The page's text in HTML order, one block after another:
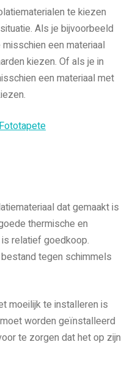
te kiezen
Als je bijvoorbeeld
een materiaal
kiezen. Of als je in
een materiaal met
dat gemaakt is
thermische en
relatief goedkoop.
tegen schimmels
moeilijk te installeren is
worden geïnstalleerd
te zorgen dat het op zijn